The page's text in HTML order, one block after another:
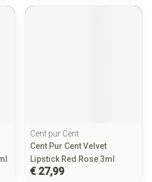
Cent pur Cent
Cent Pur Cent Velvet
Lipstick Red Rose 3ml
€ 27,99